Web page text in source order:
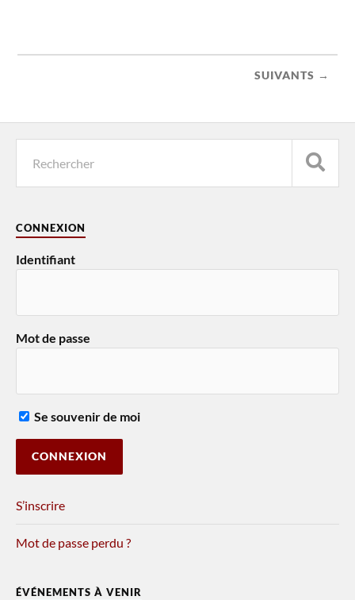
SUIVANTS →
CONNEXION
Identifiant
Mot de passe
Se souvenir de moi
S’inscrire
Mot de passe perdu ?
ÉVÉNEMENTS À VENIR